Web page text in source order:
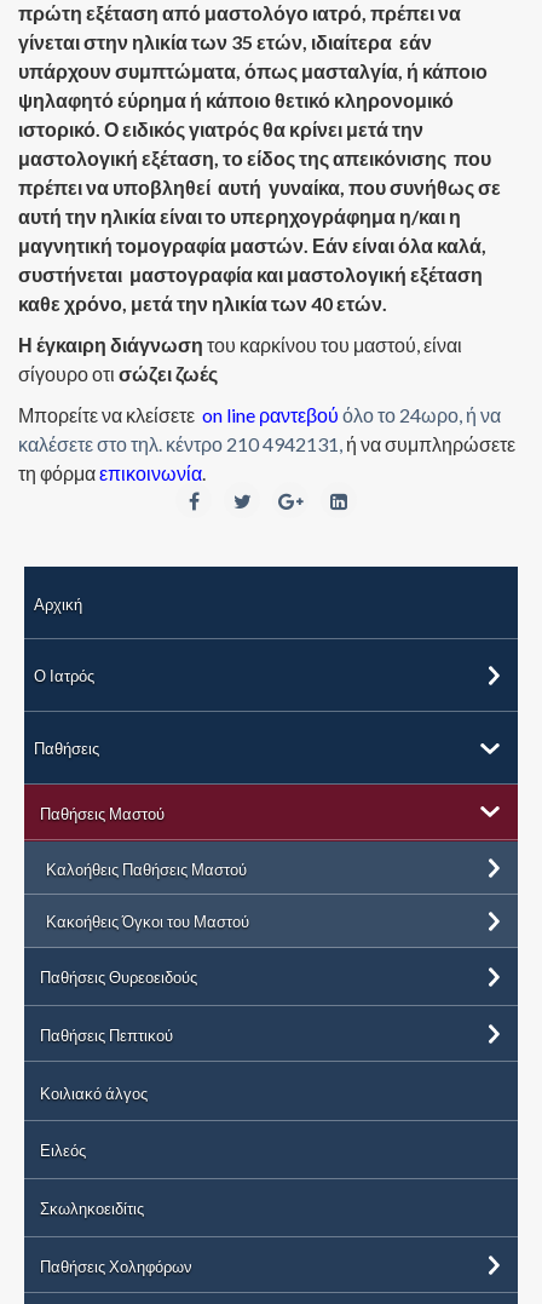
πρώτη εξέταση από μαστολόγο ιατρό, πρέπει να
γίνεται στην ηλικία των 35 ετών, ιδιαίτερα εάν
υπάρχουν συμπτώματα, όπως μασταλγία, ή κάποιο
ψηλαφητό εύρημα ή κάποιο θετικό κληρονομικό
ιστορικό. Ο ειδικός γιατρός θα κρίνει μετά την
μαστολογική εξέταση, το είδος της απεικόνισης που
πρέπει να υποβληθεί αυτή γυναίκα, που συνήθως σε
αυτή την ηλικία είναι το υπερηχογράφημα η/και η
μαγνητική τομογραφία μαστών. Εάν είναι όλα καλά,
συστήνεται μαστογραφία και μαστολογική εξέταση
καθε χρόνο, μετά την ηλικία των 40 ετών.
Η έγκαιρη διάγνωση του καρκίνου του μαστού, είναι
σίγουρο οτι σώζει ζωές
Μπορείτε να κλείσετε on line ραντεβού όλο το 24ωρο, ή να
καλέσετε στο τηλ. κέντρο 210 4942131, ή να συμπληρώσετε
τη φόρμαεπικοινωνία.
Αρχική
Ο Ιατρός
Παθήσεις
Παθήσεις Μαστού
Καλοήθεις Παθήσεις Μαστού
Κακοήθεις Όγκοι του Μαστού
Παθήσεις Θυρεοειδούς
Παθήσεις Πεπτικού
Κοιλιακό άλγος
Ειλεός
Σκωληκοειδίτις
Παθήσεις Χοληφόρων